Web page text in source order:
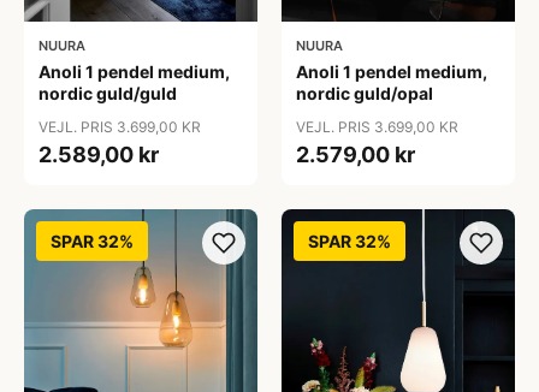
NUURA
Anoli 1 pendel medium,
nordic guld/guld
VEJL. PRIS 3.699,00 KR
2.589,00 kr
NUURA
Anoli 1 pendel medium,
nordic guld/opal
VEJL. PRIS 3.699,00 KR
2.579,00 kr
SPAR 32% SPAR 32%